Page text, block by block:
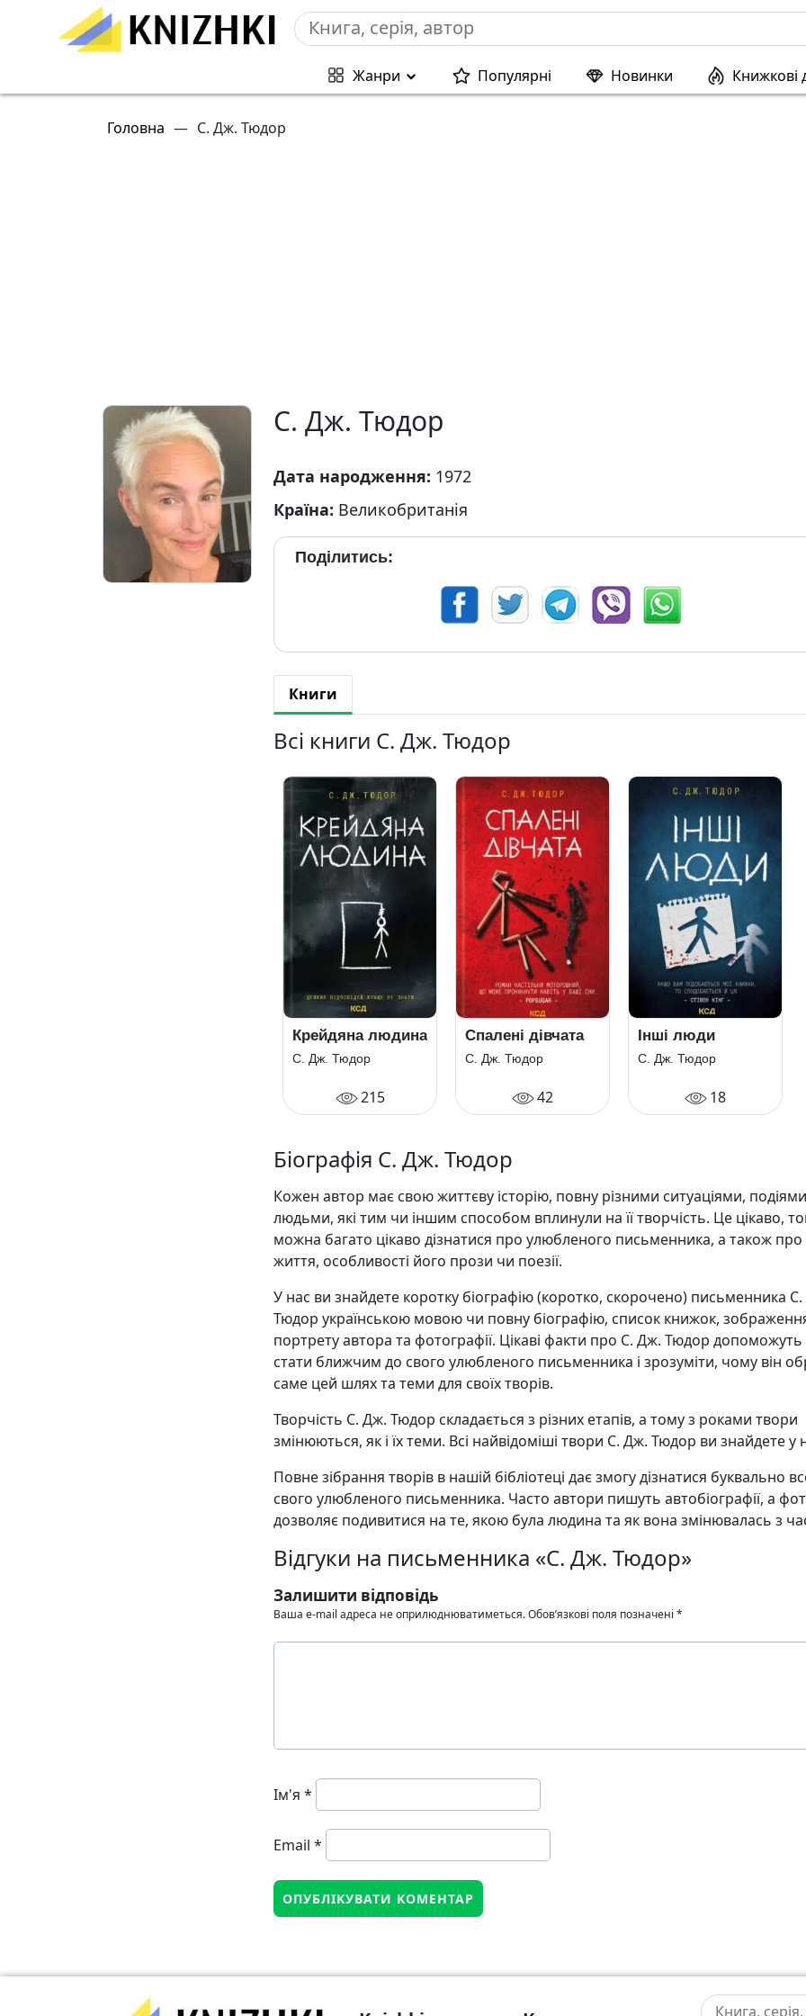
Жанри Популярні Новинки Книжкові
Головна — С. Дж. Тюдор
С. Дж. Тюдор
Дата народження: 1972
Країна: Великобританія
Поділитись:
Книги
Всі книги С. Дж. Тюдор
Крейдяна людина
С. Дж. Тюдор
215
Спалені дівчата
С. Дж. Тюдор
42
Інші люди
С. Дж. Тюдор
18
Біографія С. Дж. Тюдор
Кожен автор має свою життєву історію, повну різними ситуаціями,
людьми, які тим чи іншим способом вплинули на її творчість. Це цікаво,
можна багато цікаво дізнатися про улюбленого письменника, а також
життя, особливості його прози чи поезії.
У нас ви знайдете коротку біографію (коротко, скорочено) письменника
Тюдор українською мовою чи повну біографію, список книжок,
портрету автора та фотографії. Цікаві факти про С. Дж. Тюдор
стати ближчим до свого улюбленого письменника і зрозуміти, чому він
саме цей шлях та теми для своїх творів.
Творчість С. Дж. Тюдор складається з різних етапів, а тому з роками твори
змінюються, як і їх теми. Всі найвідоміші твори С. Дж. Тюдор ви знайдете у
Повне зібрання творів в нашій бібліотеці дає змогу дізнатися буквально
свого улюбленого письменника. Часто автори пишуть автобіографії, а
дозволяє подивитися на те, якою була людина та як вона змінювалась з
Відгуки на письменника «С. Дж. Тюдор»
Залишити відповідь
Ваша e-mail адреса не оприлюднюватиметься.Обов’язкові поля позначені *
Ім'я *
Email *